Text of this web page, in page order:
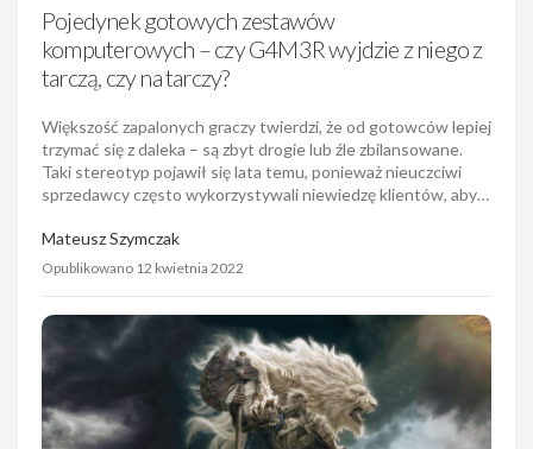
Pojedynek gotowych zestawów
komputerowych – czy G4M3R wyjdzie z niego z
tarczą, czy na tarczy?
Większość zapalonych graczy twierdzi, że od gotowców lepiej
trzymać się z daleka – są zbyt drogie lub źle zbilansowane.
Taki stereotyp pojawił się lata temu, ponieważ nieuczciwi
sprzedawcy często wykorzystywali niewiedzę klientów, aby…
Mateusz Szymczak
Opublikowano 12 kwietnia 2022